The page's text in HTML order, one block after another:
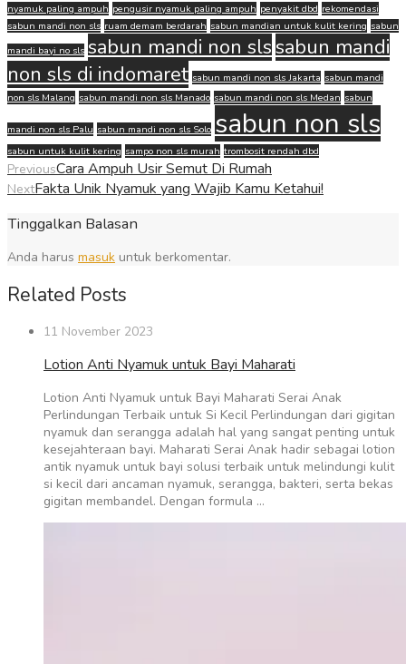
nyamuk paling ampuh pengusir nyamuk paling ampuh penyakit dbd rekomendasi
sabun mandi non sls ruam demam berdarah sabun mandian untuk kulit kering sabun
mandi bayi no sls sabun mandi non slssabun mandi
non sls di indomaret sabun mandi non sls Jakarta sabun mandi
non sls Malang sabun mandi non sls Manado sabun mandi non sls Medan sabun
mandi non sls Palu sabun mandi non sls Solo sabun non sls
sabun untuk kulit kering sampo non sls murah trombosit rendah dbd
PreviousCara Ampuh Usir Semut Di Rumah
NextFakta Unik Nyamuk yang Wajib Kamu Ketahui!
Tinggalkan Balasan
Anda harus masuk untuk berkomentar.
Related Posts
11 November 2023
Lotion Anti Nyamuk untuk Bayi Maharati
Lotion Anti Nyamuk untuk Bayi Maharati Serai Anak
Perlindungan Terbaik untuk Si Kecil Perlindungan dari gigitan
nyamuk dan serangga adalah hal yang sangat penting untuk
kesejahteraan bayi. Maharati Serai Anak hadir sebagai lotion
antik nyamuk untuk bayi solusi terbaik untuk melindungi kulit
si kecil dari ancaman nyamuk, serangga, bakteri, serta bekas
gigitan membandel. Dengan formula …